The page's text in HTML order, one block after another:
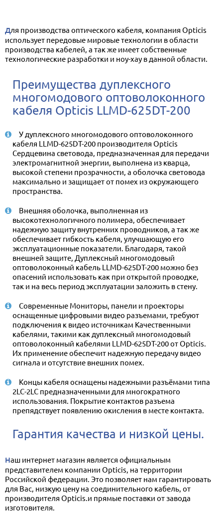
Для производства оптического кабеля, компания Opticis
использует передовые мировые технологии в области
производства кабелей, а так же имеет собственные
технологические разработки и ноу-хау в данной области.
Преимущества дуплексного
многомодового оптоволоконного
кабеля Opticis LLMD-625DT-200
У дуплексного многомодового оптоволоконного
кабеля LLMD-625DT-200 производителя Opticis
Сердцевина световода, предназначенная для передачи
электромагнитной энергии, выполнена из кварца,
высокой степени прозрачности, а оболочка световода
максимально и защищает от помех из окружающего
пространства.
Внешняя оболочка, выполненная из
высокотехнологичного полимера, обеспечивает
надежную защиту внутренних проводников, а так же
обеспечивает гибкость кабеля, улучшающую его
эксплуатационные показатели. Благодаря, такой
внешней защите, Дуплексный многомодовый
оптоволоконный кабель LLMD-625DT-200 можно без
опасений использовать как при открытой проводке,
так и на весь период эксплуатации заложить в стену.
Современные Мониторы, панели и проекторы
оснащенные цифровыми видео разъемами, требуют
подключения к видео источникам Качественными
кабелями, такими как дуплексный многомодовый
оптоволоконный кабелями LLMD-625DT-200 от Opticis.
Их применение обеспечит надежную передачу видео
сигнала и отсутствие внешних помех.
Концы кабеля оснащены надежными разъёмами типа
2LC-2LC предназначенными для многократного
использования. Покрытие контактов разъема
препядствует появлению окисления в месте контакта.
Гарантия качества и низкой цены.
Наш интернет магазин является официальным
представителем компании Opticis, на территории
Российской федерации. Это позволяет нам гарантировать
для Вас, низкую цену на соединительного кабель, от
производителя Opticis.и прямые поставки от завода
изготовителя.